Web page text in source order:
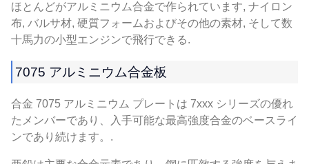
ほとんどがアルミニウム合金で作られています, ナイロン
布, バルサ材, 硬質フォームおよびその他の素材, そして数
十馬力の小型エンジンで飛行できる.
7075 アルミニウム合金板
合金 7075 アルミニウム プレートは 7xxx シリーズの優れ
たメンバーであり、入手可能な最高強度合金のベースライ
ンであり続けます。.